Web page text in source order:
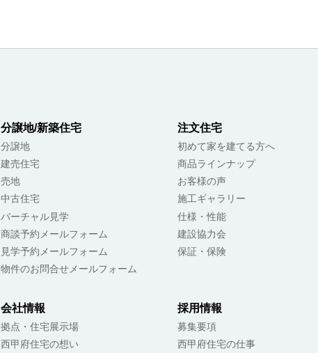
分譲地/新築住宅
分譲地
建売住宅
売地
中古住宅
バーチャル見学
商談予約メールフォーム
見学予約メールフォーム
物件のお問合せメールフォーム
注文住宅
初めて家を建てる方へ
商品ラインナップ
お客様の声
施工ギャラリー
仕様・性能
建設協力会
保証・保険
会社情報
拠点・住宅展示場
西甲府住宅の想い
採用情報
募集要項
西甲府住宅の仕事